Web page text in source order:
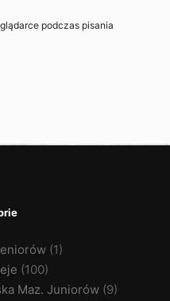
podczas pisania
(1)
(100)
Maz. Juniorów (9)